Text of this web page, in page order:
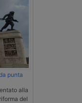
punta
alla
del